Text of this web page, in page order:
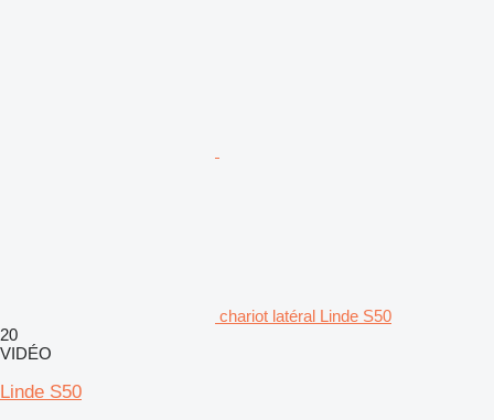
chariot latéral Linde S50
20
VIDÉO
Linde S50